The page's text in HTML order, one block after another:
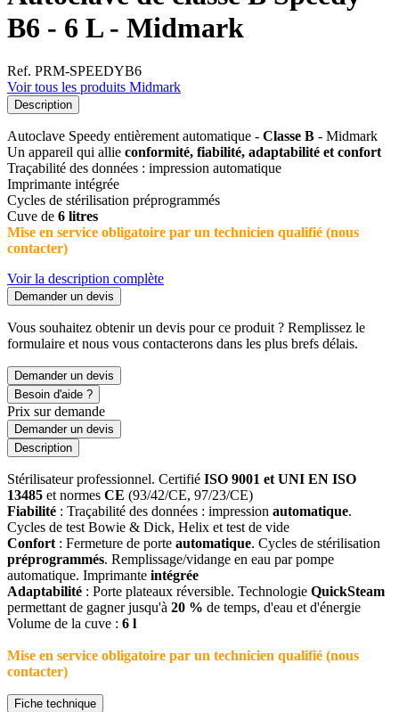
B6 - 6 L - Midmark
Ref. PRM-SPEEDYB6
Voir tous les produits Midmark
Description
Autoclave Speedy entièrement automatique - Classe B - Midmark
Un appareil qui allie conformité, fiabilité, adaptabilité et confort
Traçabilité des données : impression automatique
Imprimante intégrée
Cycles de stérilisation préprogrammés
Cuve de 6 litres
Mise en service obligatoire par un technicien qualifié (nous
contacter)
Voir la description complète
Demander un devis
Vous souhaitez obtenir un devis pour ce produit ? Remplissez le
formulaire et nous vous contacterons dans les plus brefs délais.
Demander un devis
Besoin d'aide ?
Prix sur demande
Demander un devis
Description
Stérilisateur professionnel. Certifié ISO 9001 et UNI EN ISO
13485 et normes CE (93/42/CE, 97/23/CE)
Fiabilité : Traçabilité des données : impression automatique.
Cycles de test Bowie & Dick, Helix et test de vide
Confort : Fermeture de porte automatique. Cycles de stérilisation
préprogrammés. Remplissage/vidange en eau par pompe
automatique. Imprimante intégrée
Adaptabilité : Porte plateaux réversible. Technologie QuickSteam
permettant de gagner jusqu'à 20 % de temps, d'eau et d'énergie
Volume de la cuve : 6 l
Mise en service obligatoire par un technicien qualifié (nous
contacter)
Fiche technique